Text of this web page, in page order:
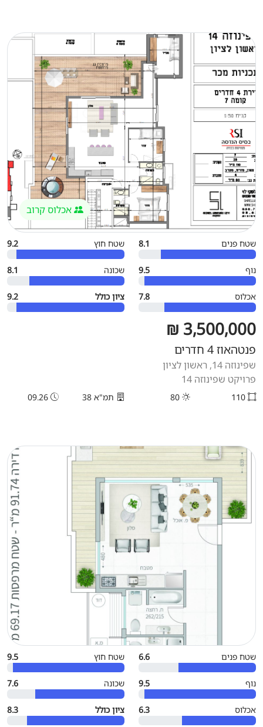
אכלוס קרוב
שטח פנים 8.1 שטח חוץ 9.2
נוף 9.5 שכונה 8.1
אכלוס 7.8 ציון כולל 9.2
3,500,000 ₪
פנטהאוז 4 חדרים
שפינוזה 14, ראשון לציון
פרויקט שפינוזה 14
תמ"א 38
שטח פנים 6.6 שטח חוץ 9.5
נוף 9.5 שכונה 7.6
אכלוס 6.3 ציון כולל 8.3